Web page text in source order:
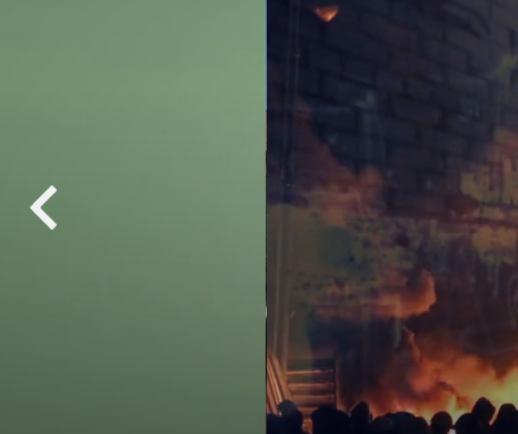
Maak kennis met een
De Grondbeginselen
Een Inleiding tot Dianetics
Liefde en Haat –
Wat is Grootheid?